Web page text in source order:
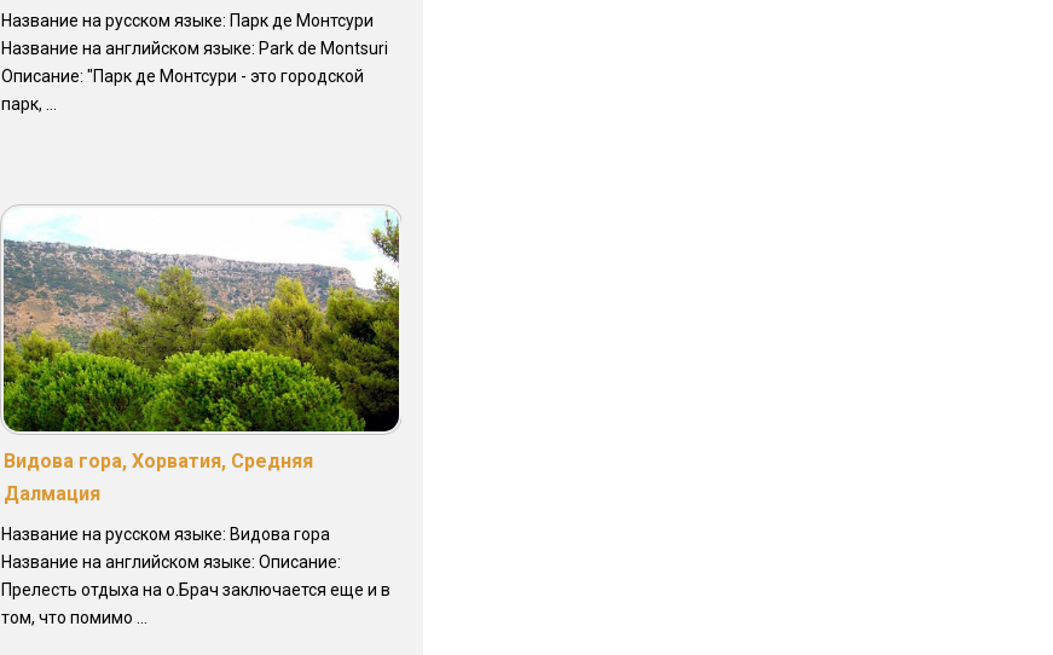
Название на русском языке: Парк де Монтсури
Название на английском языке: Park de Montsuri
Описание: "Парк де Монтсури - это городской
парк, ...
Видова гора, Хорватия, Средняя
Далмация
Название на русском языке: Видова гора
Название на английском языке: Описание:
Прелесть отдыха на о.Брач заключается еще и в
том, что помимо ...